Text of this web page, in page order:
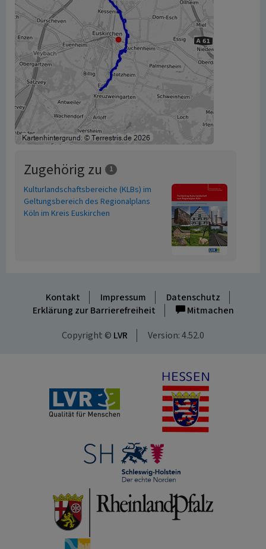
Zugehörig zu 1
Kulturlandschaftsbereiche (KLBs) im
Geltungsbereich des Regionalplans
Köln im Kreis Euskirchen
Kontakt Impressum
Datenschutz
Erklärung zur Barrierefreiheit
Mitmachen
Copyright © LVR Version: 4.52.0